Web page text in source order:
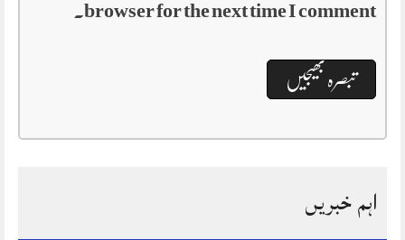
browser for the next time I comment.
اہم خبریں